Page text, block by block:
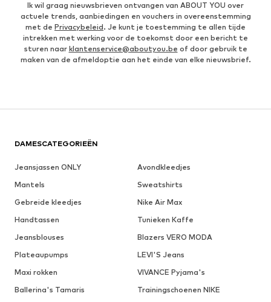
Ik wil graag nieuwsbrieven ontvangen van ABOUT YOU over
actuele trends, aanbiedingen en vouchers in overeenstemming
met de Privacybeleid. Je kunt je toestemming te allen tijde
intrekken met werking voor de toekomst door een bericht te
sturen naar klantenservice@aboutyou.be of door gebruik te
maken van de afmeldoptie aan het einde van elke nieuwsbrief.
DAMESCATEGORIEËN
Jeansjassen ONLY
Avondkleedjes
Mantels
Sweatshirts
Gebreide kleedjes
Nike Air Max
Handtassen
Tunieken Kaffe
Jeansblouses
Blazers VERO MODA
Plateaupumps
LEVI'S Jeans
Maxi rokken
VIVANCE Pyjama's
Ballerina's Tamaris
Trainingschoenen NIKE